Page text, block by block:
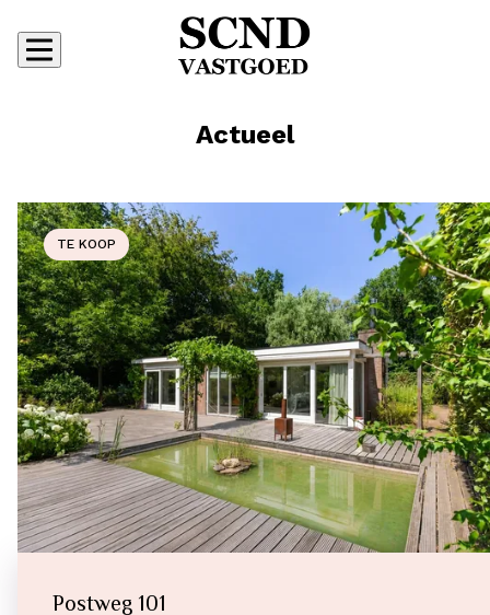
Actueel
TE KOOP
Postweg 101